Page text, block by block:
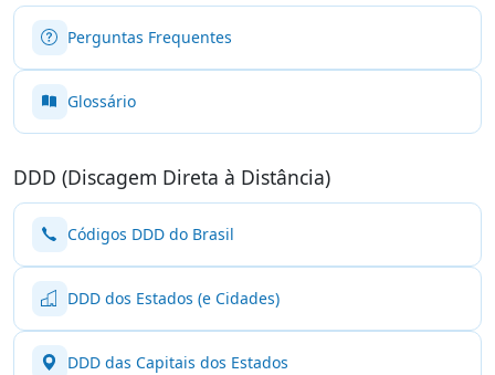
Perguntas Frequentes
Glossário
DDD (Discagem Direta à Distância)
Códigos DDD do Brasil
DDD dos Estados (e Cidades)
DDD das Capitais dos Estados